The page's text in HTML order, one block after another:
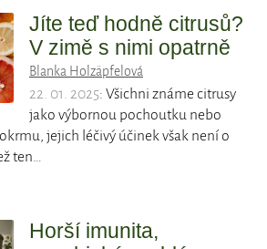
Jíte teď hodně citrusů?
V zimě s nimi opatrně
Blanka Holzäpfelová
22. 01. 2025: Všichni známe citrusy
jako výbornou pochoutku nebo
jejich léčivý účinek však není o
ten…
Horší imunita,